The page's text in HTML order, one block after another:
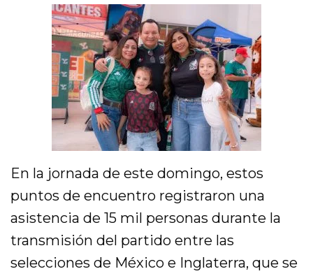
En la jornada de este domingo, estos
puntos de encuentro registraron una
asistencia de 15 mil personas durante la
transmisión del partido entre las
selecciones de México e Inglaterra, que se